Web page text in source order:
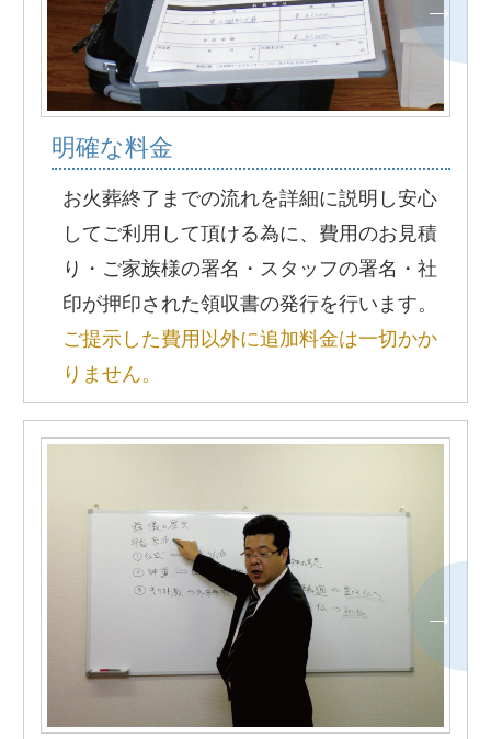
明確な料金
お火葬終了までの流れを詳細に説明し安心
してご利用して頂ける為に、費用のお見積
り・ご家族様の署名・スタッフの署名・社
印が押印された領収書の発行を行います。
ご提示した費用以外に追加料金は一切かか
りません。